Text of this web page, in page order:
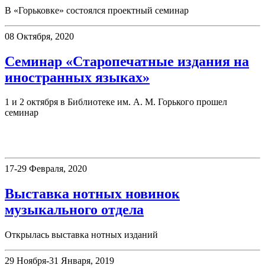
В «Горьковке» состоялся проектный семинар
08 Октября, 2020
Семинар «Старопечатные издания на
иностранных языках»
1 и 2 октября в Библиотеке им. А. М. Горького прошел
семинар
17-29 Февраля, 2020
Выставка нотных новинок
музыкального отдела
Открылась выставка нотных изданий
29 Ноября-31 Января, 2019